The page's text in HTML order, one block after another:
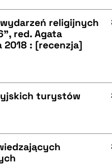
religijnych
red. Agata
2018 : [recenzja]
turystów